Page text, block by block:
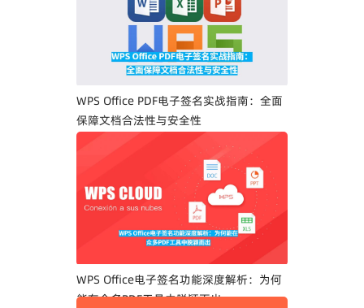
WPS Office PDF电子签名实战指南：全面
保障文档合法性与安全性
WPS Office电子签名功能深度解析：为何
能在众多PDF工具中脱颖而出